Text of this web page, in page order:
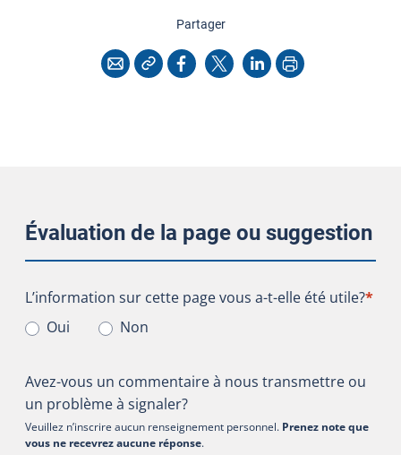
Partagercette page
CourrielCopier l'adresse
Facebook
X LinkedInImprimer
Évaluation de la page ou suggestion
L’information sur cette page vous a-t-elle été utile?
L’information sur cette page vous a-t-elle été utile?*
Oui
Non
Avez-vous un commentaire à nous transmettre ou
un problème à signaler?
Veuillez n’inscrire aucun renseignement personnel. Prenez note que
vous ne recevrez aucune réponse.